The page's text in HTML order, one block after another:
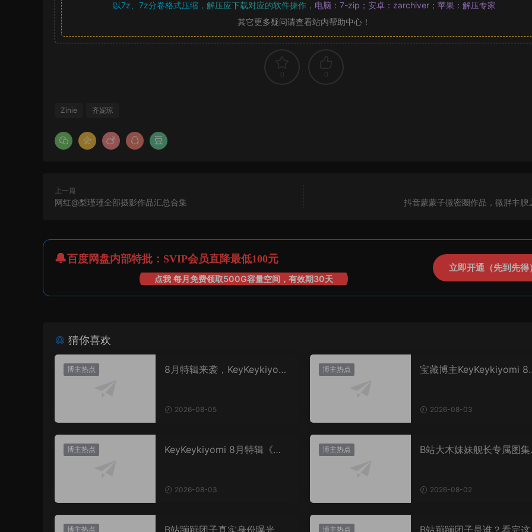
以7z、7z分卷格式压缩， 解压应下载对应的软件操作， 电脑：7-zip；安卓：zarchiver；苹果：解压专家
其它更多疑问请查看站内帮助中心！
Zinie 齐妮琼
上一篇
网红@梨瑾瑾全部摄影作品汇总合集 抖音蒙蒙子微密圈作品，微胖丰腴
百度网盘内部特批：SVIP会员直降最低100元
点我 每月免费领取500G容量空间，有效期30天
立即开通（先到先得）
猜你喜欢
博主热点
8月特辑来袭，KeyKeykiyomi
2026-08-05
博主热点
宝藏博主KeyKeykiyomi 8
2026-08-03
博主热点
KeyKeykiyomi 8月特辑《夏
2026-08-03
博主热点
B站大木妹妹舰长专属图集
2026-08-02
博主热点 B站蹦蹦团子真实身份曝光？ 博主热点 B站蹦蹦团子是谁？看完这